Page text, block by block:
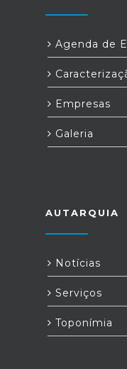
Agenda de
Empresas
Galeria
AUTARQUIA
Notícias
Serviços
Toponímia